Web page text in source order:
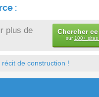
:
plus de
Chercher
sur 100+
de construction !